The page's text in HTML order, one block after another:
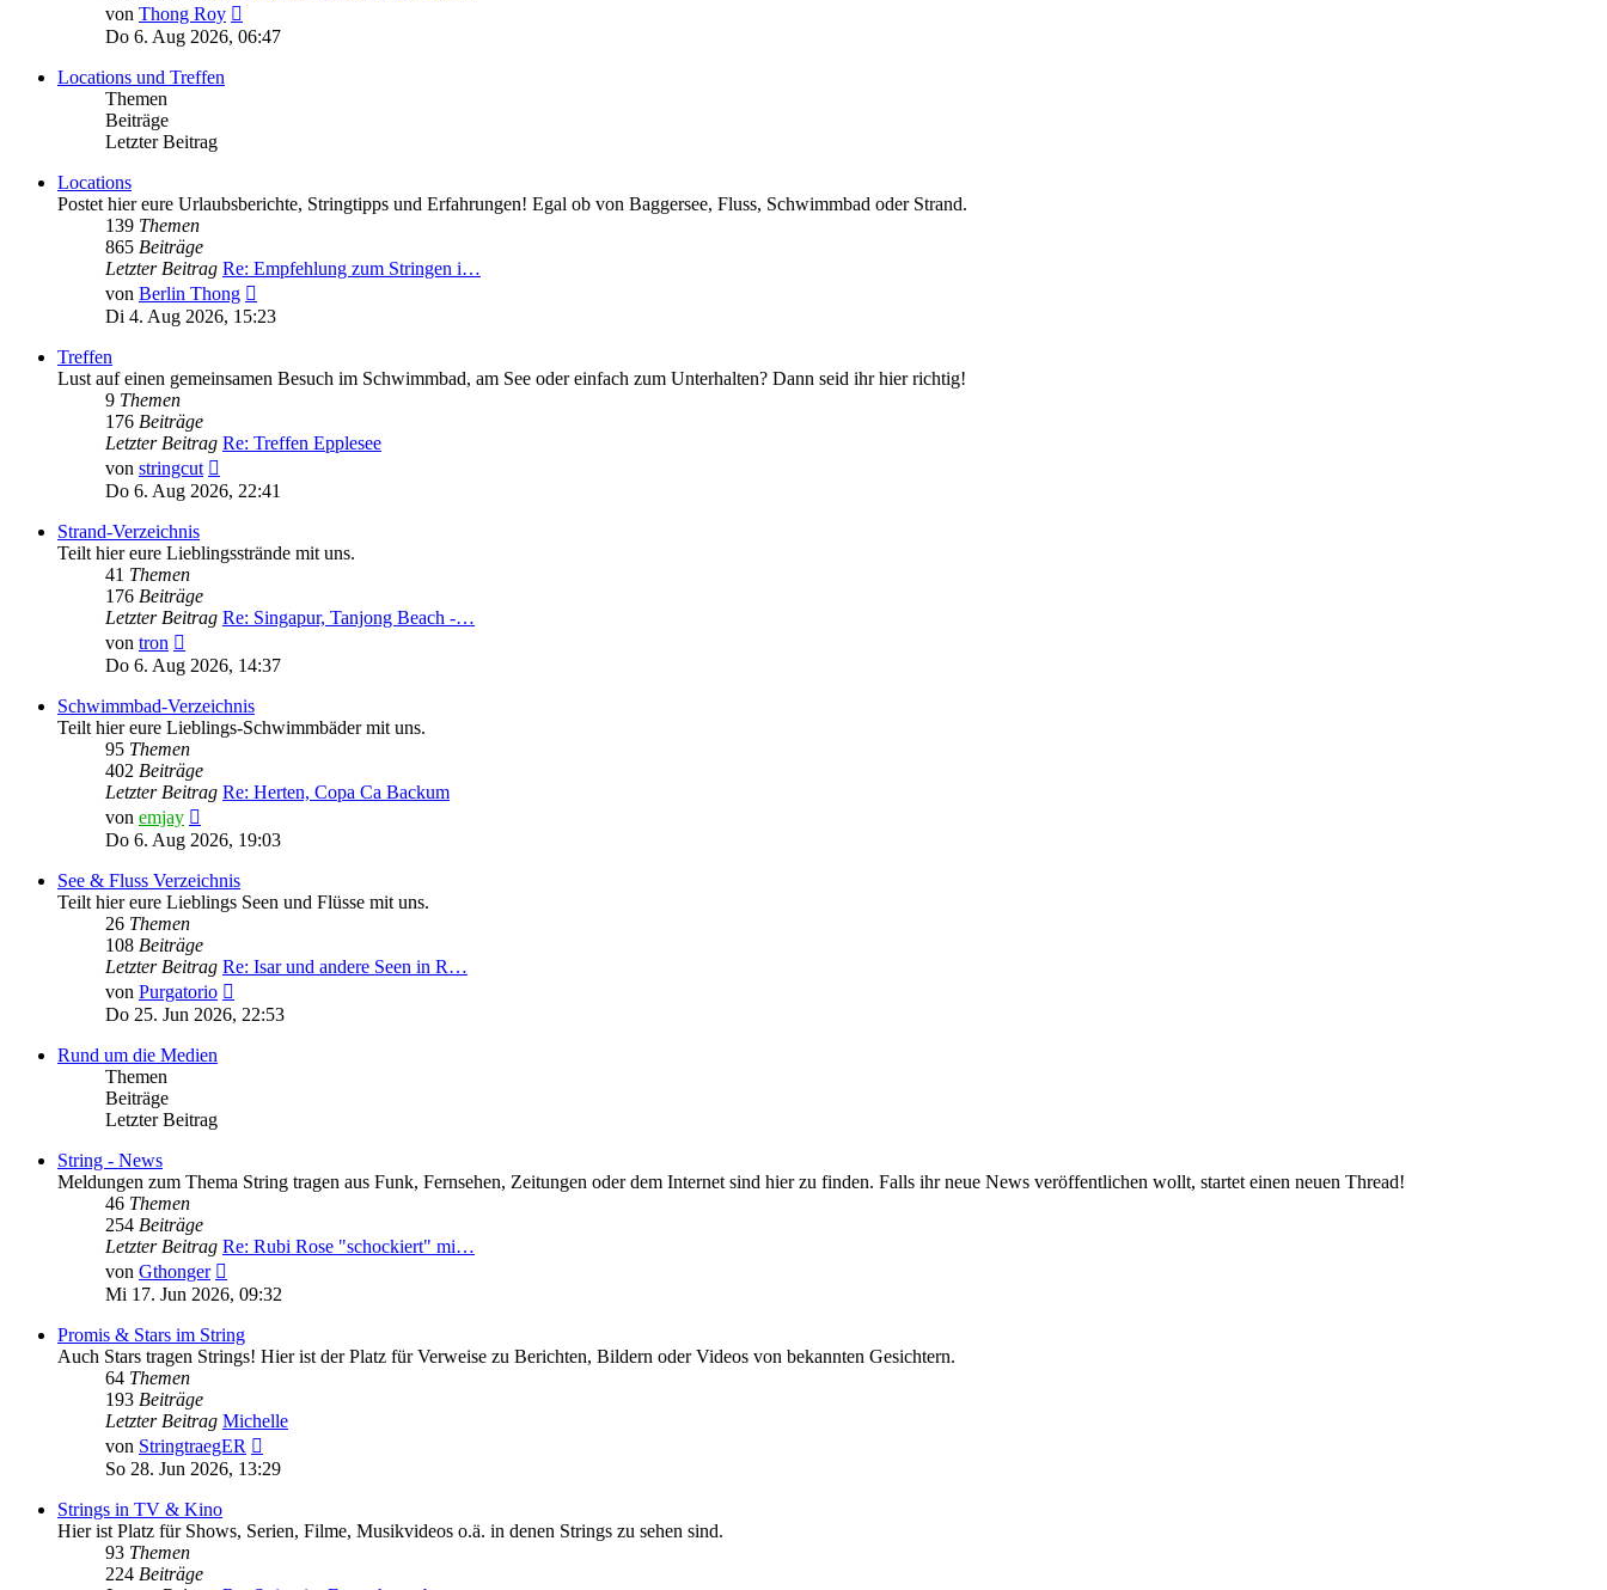
von Thong Roy
Beitrag
Do 6. Aug 2026, 06:47
Locations und Treffen
Themen
Beiträge
Letzter Beitrag
Locations
Postet hier eure Urlaubsberichte, Stringtipps und Erfahrungen! Egal ob von Baggersee, Fluss, Schwimmbad oder Strand.
139 Themen
865 Beiträge
Letzter Beitrag Re: Empfehlung zum Stringen i…
von Berlin Thong
Beitrag
Di 4. Aug 2026, 15:23
Treffen
Lust auf einen gemeinsamen Besuch im Schwimmbad, am See oder einfach zum Unterhalten? Dann seid ihr hier richtig!
9 Themen
176 Beiträge
Letzter Beitrag Re: Treffen Epplesee
von stringcut
Beitrag
Do 6. Aug 2026, 22:41
Strand-Verzeichnis
Teilt hier eure Lieblingsstrände mit uns.
41 Themen
176 Beiträge
Letzter Beitrag Re: Singapur, Tanjong Beach -…
von tron
Beitrag
Do 6. Aug 2026, 14:37
Schwimmbad-Verzeichnis
Teilt hier eure Lieblings-Schwimmbäder mit uns.
95 Themen
402 Beiträge
Letzter Beitrag Re: Herten, Copa Ca Backum
von emjay
Beitrag
Do 6. Aug 2026, 19:03
See & Fluss Verzeichnis
Teilt hier eure Lieblings Seen und Flüsse mit uns.
26 Themen
108 Beiträge
Letzter Beitrag Re: Isar und andere Seen in R…
von Purgatorio
Beitrag
Do 25. Jun 2026, 22:53
Rund um die Medien
Themen
Beiträge
Letzter Beitrag
String - News
Meldungen zum Thema String tragen aus Funk, Fernsehen, Zeitungen oder dem Internet sind hier zu finden. Falls ihr neue News veröffentlichen wollt, startet einen neuen Thread!
46 Themen
254 Beiträge
Letzter Beitrag Re: Rubi Rose "schockiert" mi…
von Gthonger
Beitrag
Mi 17. Jun 2026, 09:32
Promis & Stars im String
Auch Stars tragen Strings! Hier ist der Platz für Verweise zu Berichten, Bildern oder Videos von bekannten Gesichtern.
64 Themen
193 Beiträge
Letzter Beitrag Michelle
von StringtraegER
Beitrag
So 28. Jun 2026, 13:29
Strings in TV & Kino
Hier ist Platz für Shows, Serien, Filme, Musikvideos o.ä. in denen Strings zu sehen sind.
93 Themen
224 Beiträge